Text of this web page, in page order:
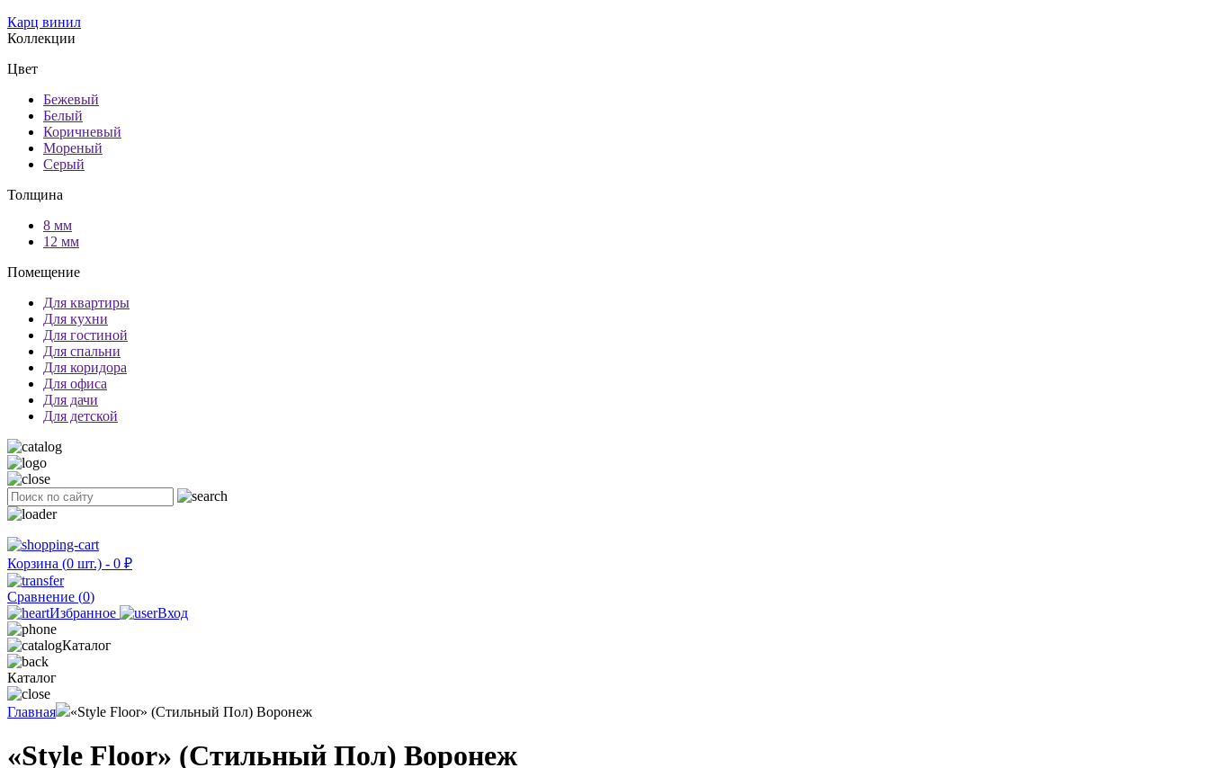
Карц винил
Коллекции
Цвет
Бежевый
Белый
Коричневый
Мореный
Серый
Толщина
8 мм
12 мм
Помещение
Для квартиры
Для кухни
Для гостиной
Для спальни
Для коридора
Для офиса
Для дачи
Для детской
Корзина (0 шт.) - 0 ₽
Сравнение (0)
Избранное
Вход
Каталог
Каталог
Главная «Style Floor» (Стильный Пол) Воронеж
«Style Floor» (Стильный Пол) Воронеж